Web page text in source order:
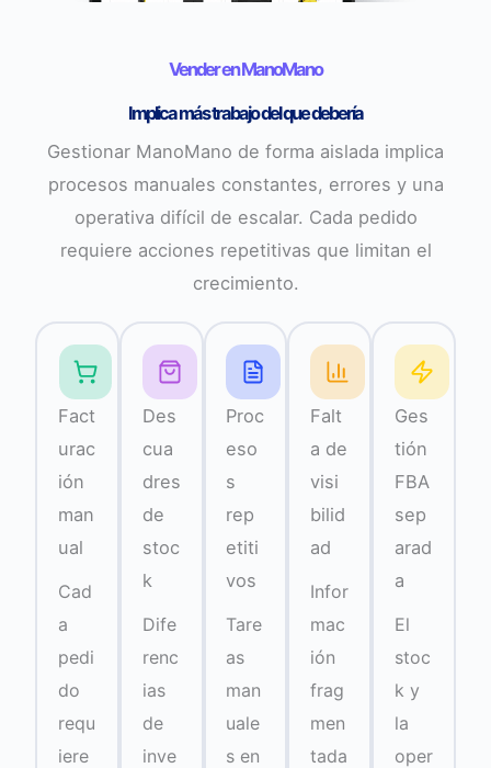
Vender en ManoMano
Implica más trabajo del que debería
Gestionar ManoMano de forma aislada implica
procesos manuales constantes, errores y una
operativa difícil de escalar. Cada pedido
requiere acciones repetitivas que limitan el
crecimiento.
Fact
urac
ión
man
ual
Cad
a
pedi
do
requ
iere
Des
cua
dres
de
stoc
k
Dife
renc
ias
de
inve
Proc
eso
s
rep
etiti
vos
Tare
as
man
uale
s en
Falt
a de
visi
bilid
ad
Infor
mac
ión
frag
men
tada
Ges
tión
FBA
sep
arad
a
El
stoc
k y
la
oper